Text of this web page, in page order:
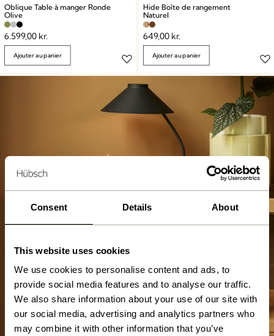
Consent Details About
This website uses cookies
We use cookies to personalise content and ads, to
provide social media features and to analyse our traffic.
We also share information about your use of our site with
our social media, advertising and analytics partners who
may combine it with other information that you’ve
Oblique Table à manger Ronde
Olive
6.599,00 kr.
Ajouter au panier
Hide Boîte de rangement
Naturel
649,00 kr.
Ajouter au panier
Consoles
Acheter maintenant